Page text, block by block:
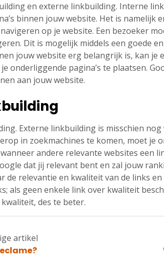
en externe linkbuilding. Interne
binnen jouw website. Het is namelijk
op je website. Een bezoeker
Dit is mogelijk middels een goede
jouw website erg belangrijk is, kan je
onderliggende pagina’s te plaatsen.
aan jouw website.
Externe linkbuilding is misschien
in zoekmachines te komen, moet je
andere relevante websites een
dat jij relevant bent en zal jouw
de relevantie en kwaliteit van de links
als geen enkele link over kwaliteit
des te beter.
artikel